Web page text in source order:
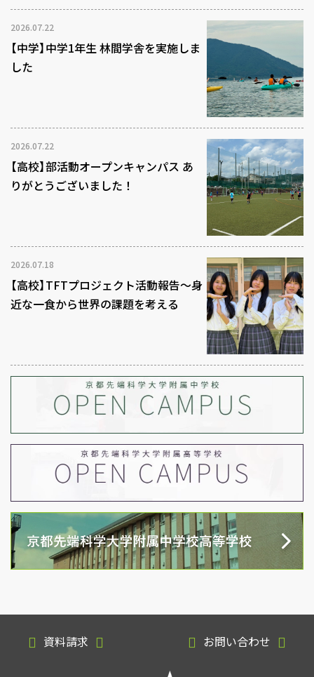
2026.07.22
【中学】中学1年生 林間学舎を実施しま
した
2026.07.22
【高校】部活動オープンキャンパス あ
りがとうございました！
2026.07.18
【高校】TFTプロジェクト活動報告～身
近な一食から世界の課題を考える
資料請求 お問い合わせ